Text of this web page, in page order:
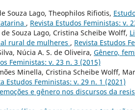
Souza Lago, Theophilos Rifiotis,
, Revista Estudos Feministas: v.
Souza Lago, Cristina Scheibe Wolff,
rural de mulheres , Revista Estudos
Núcia A. S. de Oliveira, Gênero,
Feministas: v. 23 n. 3 (2015)
Minella, Cristina Scheibe Wolff,
Estudos Feministas: v. 29 n. 1 (2021)
e gênero nos discursos da